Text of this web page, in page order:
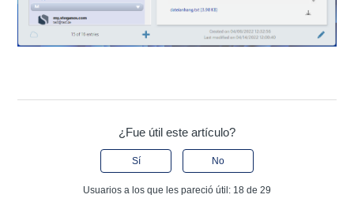
¿Fue útil este artículo?
Sí No
Usuarios a los que les pareció útil: 18 de 29